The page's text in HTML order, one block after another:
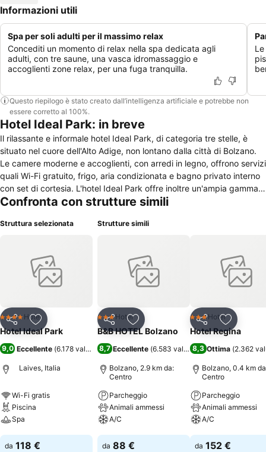
Informazioni utili
Spa per soli adulti per il massimo relax
Concediti un momento di relax nella spa dedicata agli
adulti, con tre saune, una vasca idromassaggio e
accoglienti zone relax, per una fuga tranquilla.
Questo riepilogo è stato creato dall’intelligenza artificiale e potrebbe non
essere corretto al 100%.
Hotel Ideal Park: in breve
Il rilassante e informale hotel Ideal Park, di categoria tre stelle, è
situato nel cuore dell'Alto Adige, non lontano dalla città di Bolzano.
Le camere moderne e accoglienti, con arredi in legno, offrono servizi
quali Wi-Fi gratuito, frigo, aria condizionata e bagno privato interno
con set di cortesia. L'hotel Ideal Park offre inoltre un'ampia gamma
di servizi benessere tra i quali idromassaggio, piscina coperta e spa
terrazza solarium con vista panoramica sulle montagne. Il ristorante
Nell'offerta gastronomica della struttura, non mancano una
colazione continentale a buffet e un bar informale dove gustare
drink e snack. L'hotel Ideal Park si trova a dieci km dalla città di
si trova a dieci km dalla Funivia del Renon raggiungibile
gratuitamente con la Bolzano Card.
Confronta con strutture simili
Struttura selezionata
CondividiAggiungi ai preferiti
4 StelleHotel
Hotel Ideal Park
9,0 Eccellente (6.178 valutazioni)
Laives, Italia
Wi-Fi gratis
Piscina
Spa
Scopri i prezzi
da 118 €
Strutture simili
CondividiAggiungi ai preferiti
3 StelleHotel
B&B HOTEL Bolzano
8,7 Eccellente (6.583 valutazioni)
Bolzano, 2.9 km da:
Centro
Parcheggio
Animali ammessi
A/C
Scopri i prezzi
da 88 €
Condividi
3 StelleHotel
Hotel Regina
8,3 Ottima (2.362
Bolzano, 0.4 km
Centro
Parcheggio
Animali ammessi
A/C
Scopri i prezzi
da 152 €